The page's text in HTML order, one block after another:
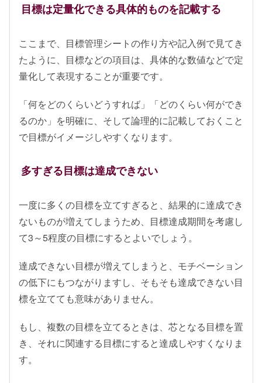
目標は定量化できる具体的ものを記載する
ここまで、目標管理シートの作り方や記入例で見てき
たように、目標などの項目は、具体的な数値などで定
量化して表現することが重要です。
「何をどのくらいどうすれば」「どのくらい何ができ
るのか」を明確に、そして論理的に記載しておくこと
で目標がイメージしやすくなります。
多すぎる目標は達成できない
一度に多くの目標を立てすぎると、結果的に達成でき
ないものが増えてしまうため、目標達成期間を考慮し
て3～5程度の目標にするとよいでしょう。
達成できない目標が増えてしまうと、モチベーション
の低下にもつながりますし、そもそも達成できない目
標を立てても意味がありません。
もし、複数の目標を立てるときは、芯となる目標を置
き、それに関連する目標にすると達成しやすくなりま
す。